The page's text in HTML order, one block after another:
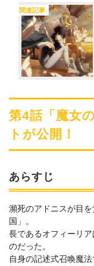
関連記事
第4話「魔女
トが公開！
あらすじ
瀕死のアドニスが目
国」。
長であるオフィーリ
のだった。
自身の記述式召喚魔